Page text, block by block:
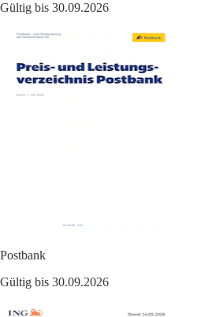
Gültig bis 30.09.2026
Postbank
Gültig bis 30.09.2026